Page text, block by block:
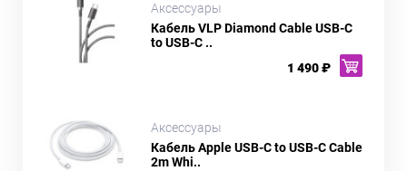
Аксессуары
Кабель VLP Diamond Cable USB-C
to USB-C ..
1 490 ₽
Аксессуары
Кабель Apple USB-C to USB-C Cable
2m Whi..